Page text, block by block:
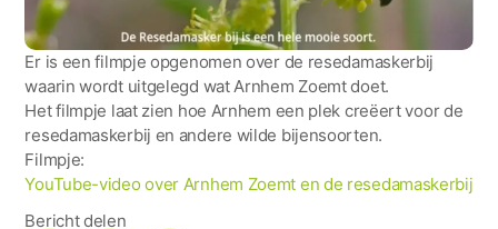
Er is een filmpje opgenomen over de resedamaskerbij
waarin wordt uitgelegd wat Arnhem Zoemt doet.
Het filmpje laat zien hoe Arnhem een plek creëert voor de
resedamaskerbij en andere wilde bijensoorten.
Filmpje:
YouTube-video over Arnhem Zoemt en de resedamaskerbij
Bericht delen